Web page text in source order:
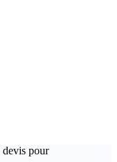
devis pour